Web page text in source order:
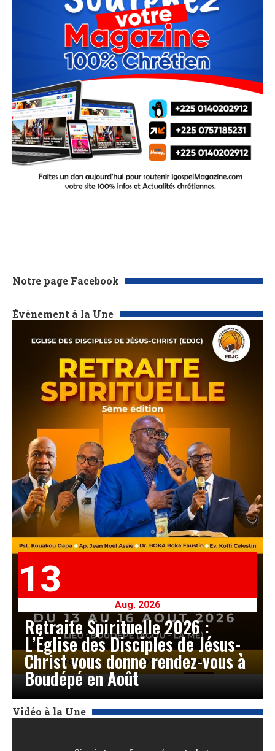
Notre page Facebook
Événement à la Une
13
Aug. 2026
Retraite Spirituelle 2026 :
L’Église des Disciples de Jésus-
Christ vous donne rendez-vous à
Boudépé en Août
Vidéo à la Une